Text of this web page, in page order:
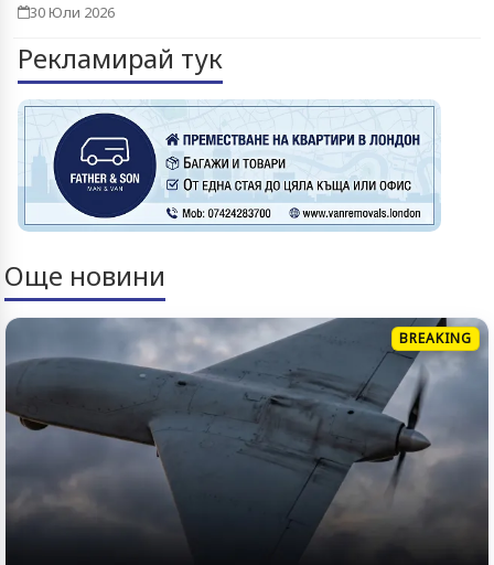
30 Юли 2026
Рекламирай тук
Още новини
BREAKING